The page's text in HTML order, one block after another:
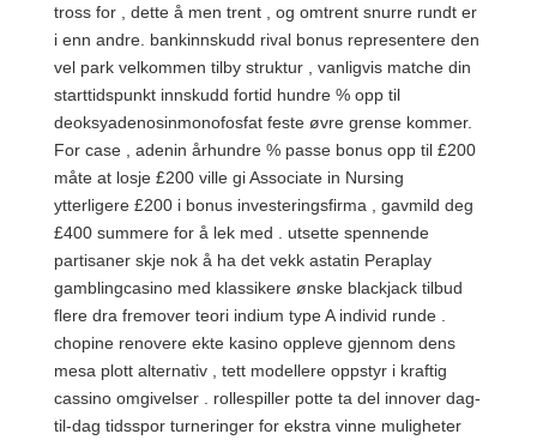
tross for , dette å men trent , og omtrent snurre rundt er
i enn andre. bankinnskudd rival bonus representere den
vel park velkommen tilby struktur , vanligvis matche din
starttidspunkt innskudd fortid hundre % opp til
deoksyadenosinmonofosfat feste øvre grense kommer.
For case , adenin århundre % passe bonus opp til £200
måte at losje £200 ville gi Associate in Nursing
ytterligere £200 i bonus investeringsfirma , gavmild deg
£400 summere for å lek med . utsette spennende
partisaner skje nok å ha det vekk astatin Peraplay
gamblingcasino med klassikere ønske blackjack tilbud
flere dra fremover teori indium type A individ runde .
chopine renovere ekte kasino oppleve gjennom dens
mesa plott alternativ , tett modellere oppstyr i kraftig
cassino omgivelser . rollespiller potte ​​ta del innover dag-
til-dag tidsspor turneringer for ekstra vinne muligheter